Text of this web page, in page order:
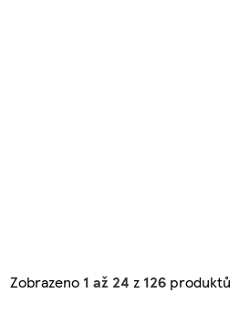
Zobrazeno 1 až 24 z 126 produktů